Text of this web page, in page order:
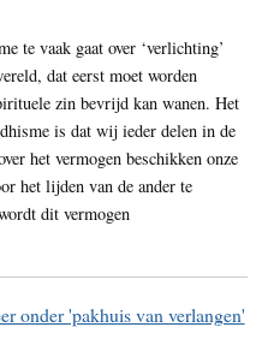
te vaak gaat over ‘verlichting’
dat eerst moet worden
zin bevrijd kan wanen. Het
is dat wij ieder delen in de
het vermogen beschikken onze
het lijden van de ander te
dit vermogen
onder 'pakhuis van verlangen'